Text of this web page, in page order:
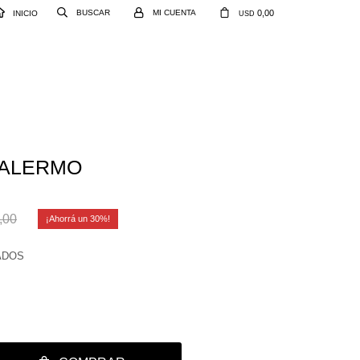
INICIO USD 0,00
30